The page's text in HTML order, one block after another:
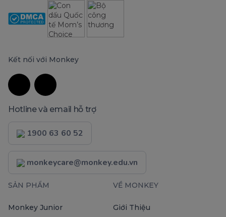
Kết nối với Monkey
Hotline và email hỗ trợ
1900 63 60 52
monkeycare@monkey.edu.vn
SẢN PHẨM
Monkey Junior
VỀ MONKEY
Giới Thiệu